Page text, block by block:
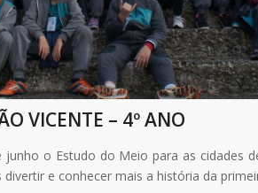
VICENTE – 4º ANO
o Estudo do Meio para as cidades
e conhecer mais a história da